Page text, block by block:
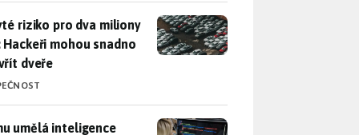
riziko pro dva miliony aut: Hackeři mohou snadno otevřít
riziko pro dva miliony
Hackeři mohou snadno
dveře
umělá inteligence sebere práci a komu ne: Vývojář
umělá inteligence